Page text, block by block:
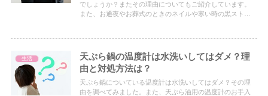
でしょうか？またその理由についてもご紹介しています。
また、お通夜やお葬式のときのネイルや寒い時の黒ストッ
生活
天ぷら鍋の温度計は水洗いしてはダメ？理
由と対処方法は？
天ぷら鍋についている温度計は水洗いしてはダメ？その理
由を調べてみました。また、天ぷら油用の温度計のお手入